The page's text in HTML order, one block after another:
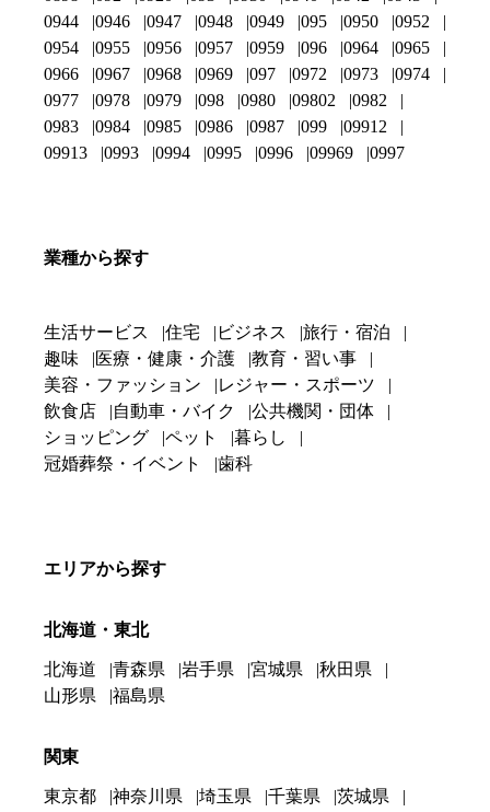
0944
0946 0947 0948 0949 095 0950
0952
0954
0955 0956 0957 0959 096 0964
0965
0966
0967 0968 0969 097 0972 0973
0974
0977
0978 0979 098 0980 09802
0982
0983
0984 0985 0986 0987 099
09912
09913
0993 0994 0995 0996 09969 0997
業種から探す
生活サービス 住宅 ビジネス
旅行・宿泊
趣味
医療・健康・介護
教育・習い事
美容・ファッション
レジャー・スポーツ
飲食店
自動車・バイク
公共機関・団体
ショッピング
ペット
暮らし
冠婚葬祭・イベント
歯科
エリアから探す
北海道・東北
北海道 青森県 岩手県 宮城県
秋田県
山形県
福島県
関東
東京都 神奈川県 埼玉県 千葉県
茨城県